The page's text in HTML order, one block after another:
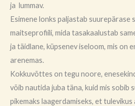
ja lummav.
Esimene lonks paljastab suurepärase
maitseprofiili, mida tasakaalustab
ja täidlane, küpsenev iseloom, mis on
arenemas.
Kokkuvõttes on tegu noore,
võib nautida juba täna, kuid mis sobib
pikemaks laagerdamiseks, et